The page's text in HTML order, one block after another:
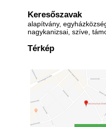
Keresőszavak
alapítvány,
nagykanizsai, szíve,
Térkép